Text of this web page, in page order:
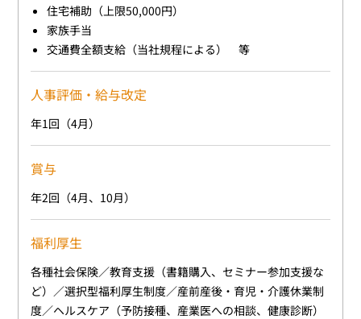
住宅補助（上限50,000円）
家族手当
交通費全額支給（当社規程による） 等
人事評価・給与改定
年1回（4月）
賞与
年2回（4月、10月）
福利厚生
各種社会保険／教育支援（書籍購入、セミナー参加支援な
ど）／選択型福利厚生制度／産前産後・育児・介護休業制
度／ヘルスケア（予防接種、産業医への相談、健康診断）